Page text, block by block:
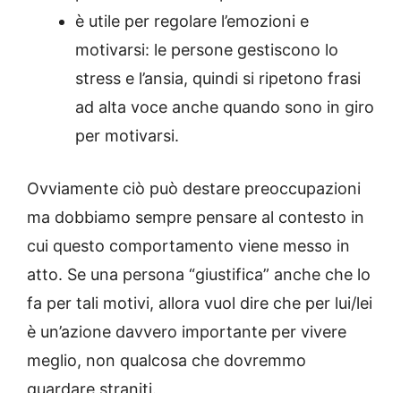
è utile per regolare l’emozioni e
motivarsi: le persone gestiscono lo
stress e l’ansia, quindi si ripetono frasi
ad alta voce anche quando sono in giro
per motivarsi.
Ovviamente ciò può destare preoccupazioni
ma dobbiamo sempre pensare al contesto in
cui questo comportamento viene messo in
atto. Se una persona “giustifica” anche che lo
fa per tali motivi, allora vuol dire che per lui/lei
è un’azione davvero importante per vivere
meglio, non qualcosa che dovremmo
guardare straniti.